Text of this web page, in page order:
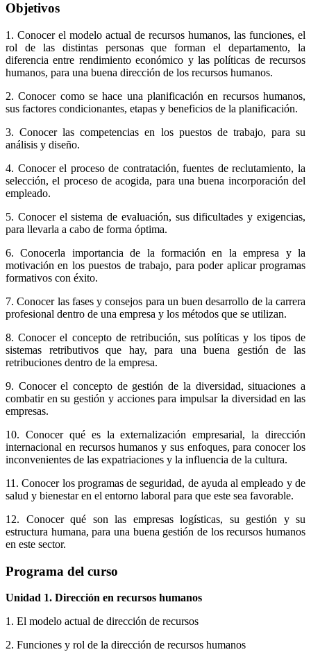
Objetivos
1. Conocer el modelo actual de recursos humanos, las funciones, el
rol de las distintas personas que forman el departamento, la
diferencia entre rendimiento económico y las políticas de recursos
humanos, para una buena dirección de los recursos humanos.
2. Conocer como se hace una planificación en recursos humanos,
sus factores condicionantes, etapas y beneficios de la planificación.
3. Conocer las competencias en los puestos de trabajo, para su
análisis y diseño.
4. Conocer el proceso de contratación, fuentes de reclutamiento, la
selección, el proceso de acogida, para una buena incorporación del
empleado.
5. Conocer el sistema de evaluación, sus dificultades y exigencias,
para llevarla a cabo de forma óptima.
6. Conocerla importancia de la formación en la empresa y la
motivación en los puestos de trabajo, para poder aplicar programas
formativos con éxito.
7. Conocer las fases y consejos para un buen desarrollo de la carrera
profesional dentro de una empresa y los métodos que se utilizan.
8. Conocer el concepto de retribución, sus políticas y los tipos de
sistemas retributivos que hay, para una buena gestión de las
retribuciones dentro de la empresa.
9. Conocer el concepto de gestión de la diversidad, situaciones a
combatir en su gestión y acciones para impulsar la diversidad en las
empresas.
10. Conocer qué es la externalización empresarial, la dirección
internacional en recursos humanos y sus enfoques, para conocer los
inconvenientes de las expatriaciones y la influencia de la cultura.
11. Conocer los programas de seguridad, de ayuda al empleado y de
salud y bienestar en el entorno laboral para que este sea favorable.
12. Conocer qué son las empresas logísticas, su gestión y su
estructura humana, para una buena gestión de los recursos humanos
en este sector.
Programa del curso
Unidad 1. Dirección en recursos humanos
1. El modelo actual de dirección de recursos
2. Funciones y rol de la dirección de recursos humanos